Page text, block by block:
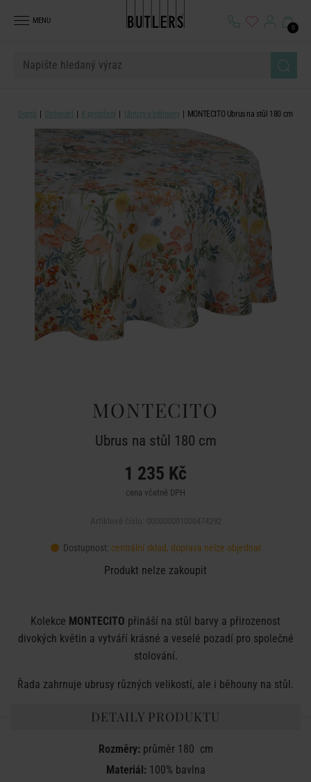
MENU
0
Domů Stolování K prostření Ubrusy a běhouny MONTECITO Ubrus na stůl 180 cm
MONTECITO
Ubrus na stůl 180 cm
1 235 Kč
cena včetně DPH
Dostupnost: centrální sklad, doprava nelze objednat
Produkt nelze zakoupit
Kolekce MONTECITO přináší na stůl barvy a přirozenost
divokých květin a vytváří krásné a veselé pozadí pro společné
stolování.
Řada zahrnuje ubrusy různých velikostí, ale i běhouny na stůl.
DETAILY PRODUKTU
Rozměry:průměr 180 cm
Materiál:100% bavlna